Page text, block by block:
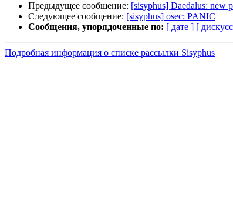
Предыдущее сообщение: [sisyphus] Daedalus: new
Следующее сообщение: [sisyphus] osec: PANIC
Сообщения, упорядоченные по: [ дате ] [
Подробная информация о списке рассылки Sisyphus